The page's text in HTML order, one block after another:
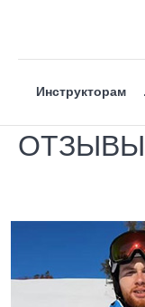
Инструкторам
ОТЗЫВЫ